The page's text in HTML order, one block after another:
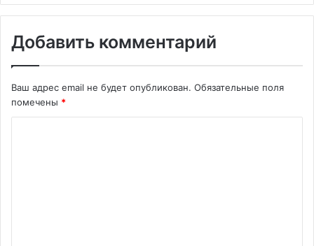
Добавить комментарий
Ваш адрес email не будет опубликован. Обязательные поля
помечены *